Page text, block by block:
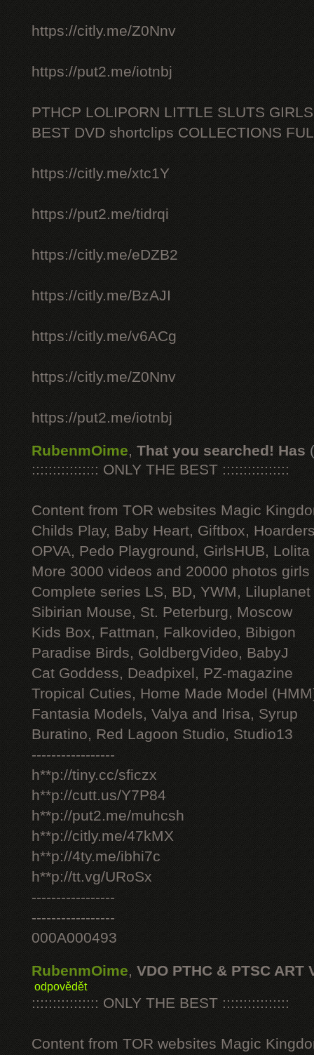
https://citly.me/Z0Nnv
https://put2.me/iotnbj
PTHCP LOLIPORN LITTLE SLUTS
BEST DVD shortclips COLLECTIONS
https://citly.me/xtc1Y
https://put2.me/tidrqi
https://citly.me/eDZB2
https://citly.me/BzAJI
https://citly.me/v6ACg
https://citly.me/Z0Nnv
https://put2.me/iotnbj
RubenmOime, That you searched! Has
:::::::::::::::: ONLY THE BEST ::::::::::::::::
Content from TOR websites Magic
Childs Play, Baby Heart, Giftbox,
OPVA, Pedo Playground, GirlsHUB, Lolita
More 3000 videos and 20000 photos
Complete series LS, BD, YWM, Liluplanet
Sibirian Mouse, St. Peterburg, Moscow
Kids Box, Fattman, Falkovideo, Bibigon
Paradise Birds, GoldbergVideo, BabyJ
Cat Goddess, Deadpixel, PZ-magazine
Tropical Cuties, Home Made Model
Fantasia Models, Valya and Irisa, Syrup
Buratino, Red Lagoon Studio, Studio13
-----------------
h**p://tiny.cc/sficzx
h**p://cutt.us/Y7P84
h**p://put2.me/muhcsh
h**p://citly.me/47kMX
h**p://4ty.me/ibhi7c
h**p://tt.vg/URoSx
-----------------
-----------------
000A000493
RubenmOime, VDO PTHC & PTSC ART
odpovědět
:::::::::::::::: ONLY THE BEST ::::::::::::::::
Content from TOR websites Magic